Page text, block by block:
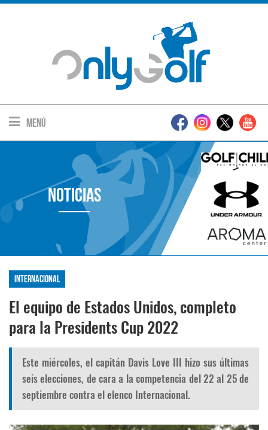
Menú
Noticias
Internacional
El equipo de Estados Unidos, completo
para la Presidents Cup 2022
Este miércoles, el capitán Davis Love III hizo sus últimas
seis elecciones, de cara a la competencia del 22 al 25 de
septiembre contra el elenco Internacional.